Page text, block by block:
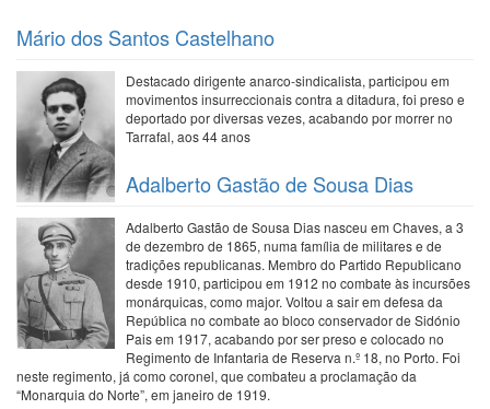
Mário dos Santos Castelhano
Destacado dirigente anarco-sindicalista, participou em
movimentos insurreccionais contra a ditadura, foi preso e
deportado por diversas vezes, acabando por morrer no
Tarrafal, aos 44 anos
Adalberto Gastão de Sousa Dias
Adalberto Gastão de Sousa Dias nasceu em Chaves, a 3
de dezembro de 1865, numa família de militares e de
tradições republicanas. Membro do Partido Republicano
desde 1910, participou em 1912 no combate às incursões
monárquicas, como major. Voltou a sair em defesa da
República no combate ao bloco conservador de Sidónio
Pais em 1917, acabando por ser preso e colocado no
Regimento de Infantaria de Reserva n.º 18, no Porto. Foi
neste regimento, já como coronel, que combateu a proclamação da
“Monarquia do Norte”, em janeiro de 1919.